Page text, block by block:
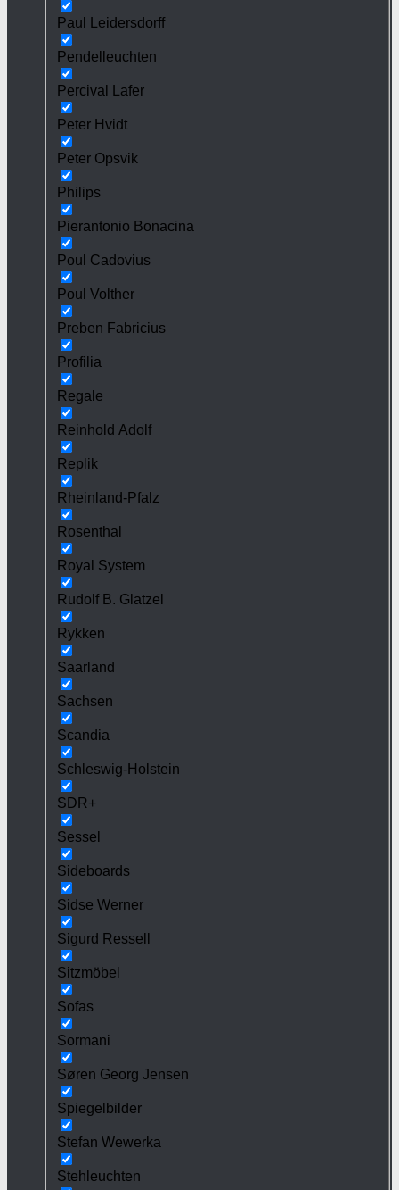
Paul Leidersdorff
Pendelleuchten
Percival Lafer
Peter Hvidt
Peter Opsvik
Philips
Pierantonio Bonacina
Poul Cadovius
Poul Volther
Preben Fabricius
Profilia
Regale
Reinhold Adolf
Replik
Rheinland-Pfalz
Rosenthal
Royal System
Rudolf B. Glatzel
Rykken
Saarland
Sachsen
Scandia
Schleswig-Holstein
SDR+
Sessel
Sideboards
Sidse Werner
Sigurd Ressell
Sitzmöbel
Sofas
Sormani
Søren Georg Jensen
Spiegelbilder
Stefan Wewerka
Stehleuchten